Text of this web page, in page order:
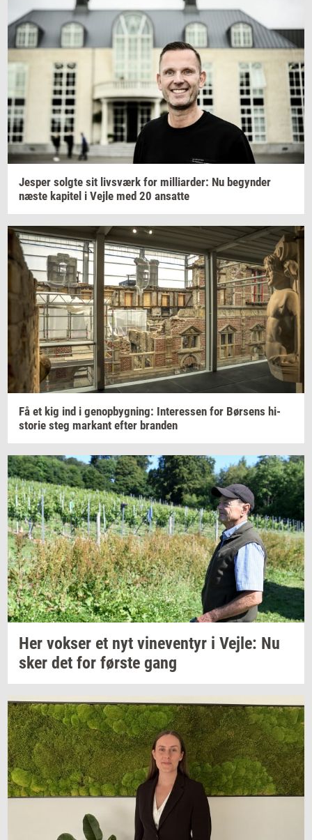
Jes­per solg­te sit livs­værk for mil­li­ar­der: Nu be­gyn­der
næste ka­pi­tel i Vejle med 20 an­sat­te
Få et kig ind i genop­byg­ning: In­ter­es­sen for Bør­sens hi­
sto­rie steg mar­kant efter bran­den
Her vok­ser et nyt vi­ne­ven­tyr i Vejle: Nu
sker det for før­ste gang